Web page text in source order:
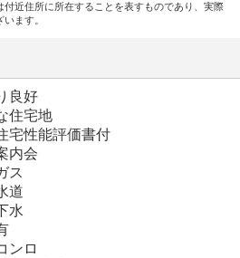
近住所に所在することを表すものであり、実際
ます。
良好
住宅地
宅性能評価書付
内会
ス
道
水
ンロ